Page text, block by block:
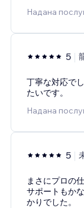
Надана
5
丁寧な対応で
たいです。
Надана
5
まさにプロの
サポートもか
かりでした。